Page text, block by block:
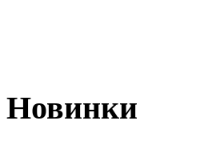
Новинки